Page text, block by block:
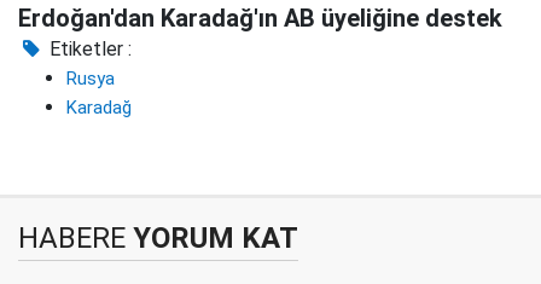
Erdoğan'dan Karadağ'ın AB üyeliğine destek
Etiketler :
Rusya
Karadağ
HABERE YORUM KAT